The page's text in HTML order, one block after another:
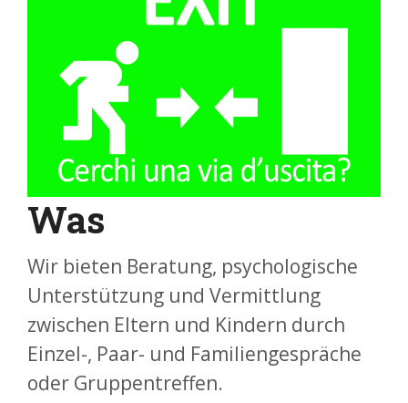
Was
Wir bieten Beratung, psychologische
Unterstützung und Vermittlung
zwischen Eltern und Kindern durch
Einzel-, Paar- und Familiengespräche
oder Gruppentreffen.